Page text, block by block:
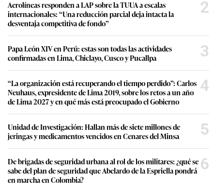
Aerolíneas responden a LAP sobre la TUUA a escalas
internacionales: “Una reducción parcial deja intacta la
desventaja competitiva de fondo”
2
Papa León XIV en Perú: estas son todas las actividades
confirmadas en Lima, Chiclayo, Cusco y Pucallpa
3
“La organización está recuperando el tiempo perdido”: Carlos
Neuhaus, expresidente de Lima 2019, sobre los retos a un año
de Lima 2027 y en qué más está preocupado el Gobierno
4
Unidad de Investigación: Hallan más de siete millones de
jeringas y medicamentos vencidos en Cenares del Minsa
5
De brigadas de seguridad urbana al rol de los militares: ¿qué se
sabe del plan de seguridad que Abelardo de la Espriella pondrá
en marcha en Colombia?
6